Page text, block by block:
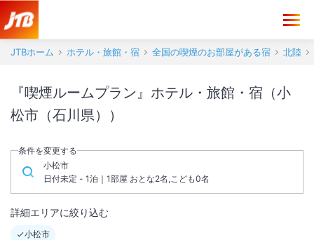
JTBホーム ホテル・旅館・宿 全国の喫煙のお部屋がある宿 北陸
『喫煙ルームプラン』ホテル・旅館・宿（小
松市（石川県））
条件を変更する
小松市
日付未定 - 1泊｜1部屋 おとな2名,こども0名
詳細エリアに絞り込む
小松市